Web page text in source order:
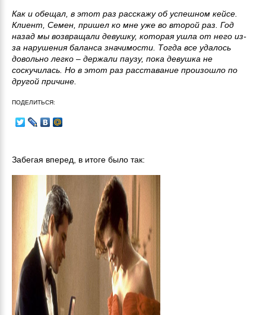
Как и обещал, в этот раз расскажу об успешном кейсе.
Клиент, Семен, пришел ко мне уже во второй раз. Год
назад мы возвращали девушку, которая ушла от него из-
за нарушения баланса значимости. Тогда все удалось
довольно легко – держали паузу, пока девушка не
соскучилась. Но в этот раз расставание произошло по
другой причине.
ПОДЕЛИТЬСЯ:
Забегая вперед, в итоге было так: